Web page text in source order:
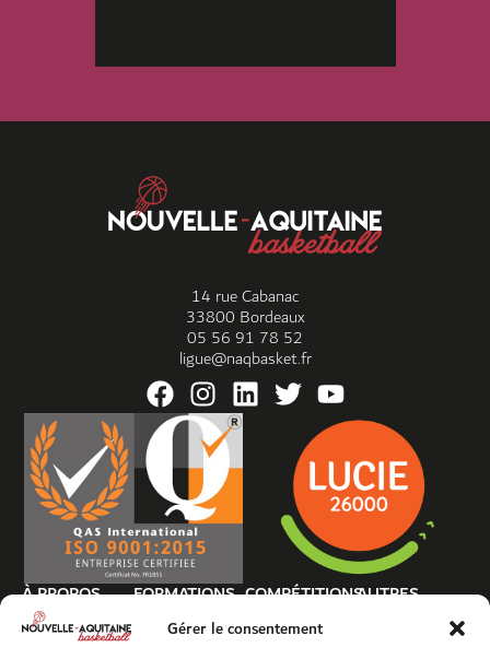
Gérer le consentement
14 rue Cabanac
33800 Bordeaux
05 56 91 78 52
ligue@naqbasket.fr
À PROPOS
La Ligue
Règlements,
FORMATIONS
Formations
COMPÉTITIONS
5×5
AUTRES